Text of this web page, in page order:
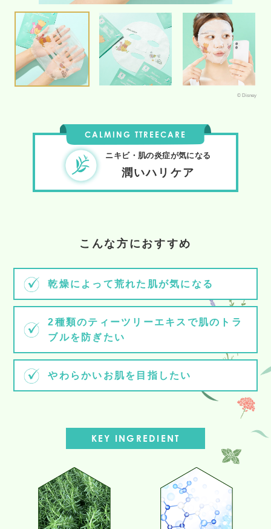
© Disney
CALMING TTREECARE
ニキビ・肌の炎症が気になる
潤いハリケア
こんな方におすすめ
乾燥によって荒れた肌が気になる
2種類のティーツリーエキスで肌のトラ
ブルを防ぎたい
やわらかいお肌を目指したい
KEY INGREDIENT